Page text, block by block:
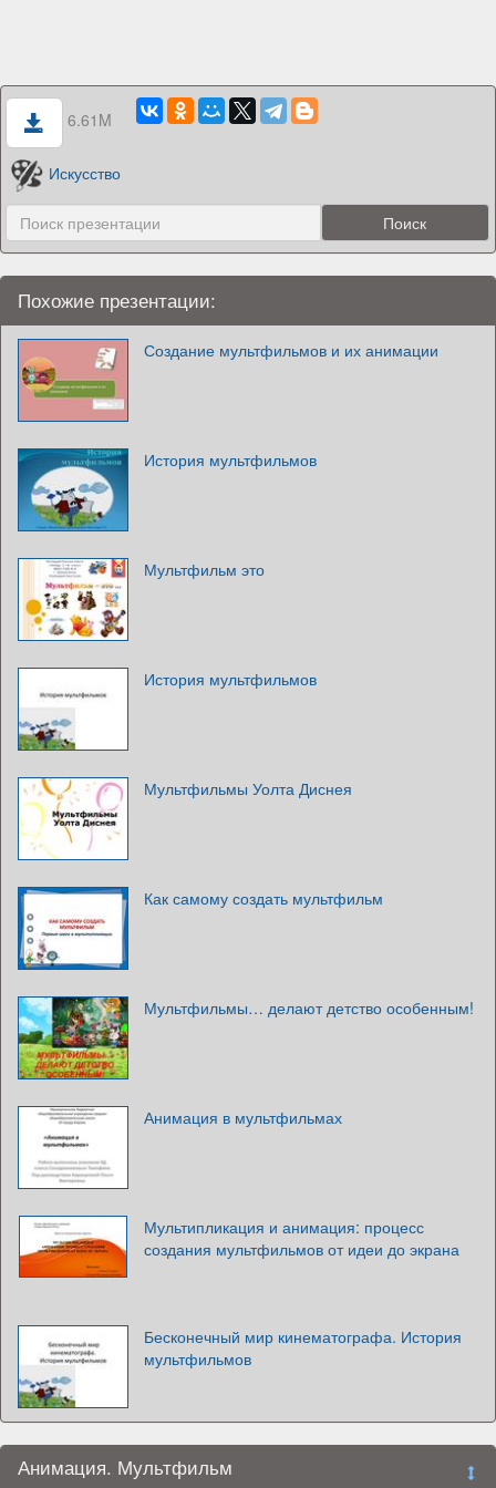
6.61M
Искусство
Похожие презентации:
Создание мультфильмов и их анимации
История мультфильмов
Мультфильм это
История мультфильмов
Мультфильмы Уолта Диснея
Как самому создать мультфильм
Мультфильмы… делают детство особенным!
Анимация в мультфильмах
Мультипликация и анимация: процесс
создания мультфильмов от идеи до экрана
Бесконечный мир кинематографа. История
мультфильмов
Анимация. Мультфильм